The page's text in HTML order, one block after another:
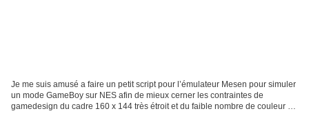
Je me suis amusé a faire un petit script pour l’émulateur Mesen pour simuler
un mode GameBoy sur NES afin de mieux cerner les contraintes de
gamedesign du cadre 160 x 144 très étroit et du faible nombre de couleur 🙂